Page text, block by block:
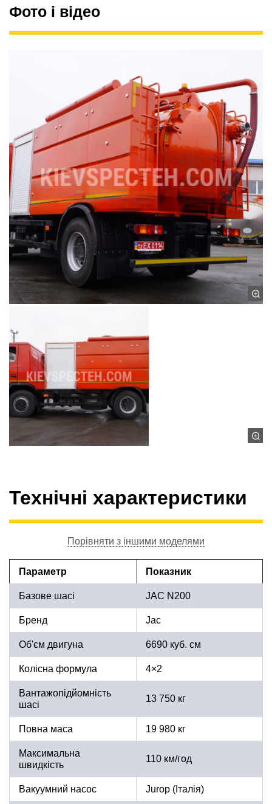
Фото і відео
Технічні характеристики
Порівняти з іншими моделями
Параметр Показник
Базове шасі JAC N200
Бренд Jac
Об'єм двигуна 6690 куб. см
Колісна формула 4×2
Вантажопідйомність
шасі
13 750 кг
Повна маса 19 980 кг
Максимальна
швидкість
110 км/год
Вакуумний насос Jurop (Італія)